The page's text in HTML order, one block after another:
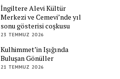
İngiltere Alevi Kültür
Merkezi ve Cemevi’nde yıl
sonu gösterisi coşkusu
23 TEMMUZ 2026
Kulhimmet’in Işığında
Buluşan Gönüller
21 TEMMUZ 2026